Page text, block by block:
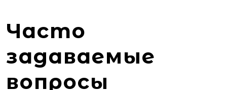
Часто
задаваемые
вопросы